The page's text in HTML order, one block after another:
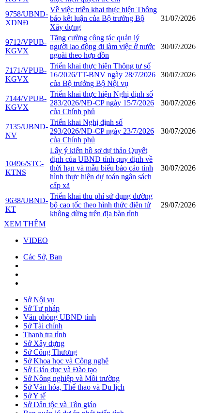
9758/UBND-
XDNĐ
Về việc triển khai thực hiện Thông
báo kết luận của Bộ trưởng Bộ
Xây dựng
31/07/2026
9712/VPUB-
KGVX
Tăng cường công tác quản lý
người lao động đi làm việc ở nước
ngoài theo hợp đồn
30/07/2026
7171/VPUB-
KGVX
Triển khai thực hiện Thông tư số
16/2026/TT-BNV ngày 28/7/2026
của Bộ trưởng Bộ Nội vụ
30/07/2026
7144/VPUB-
KGVX
Triển khai thực hiện Nghị định số
283/2026/NĐ-CP ngày 15/7/2026
của Chính phủ
30/07/2026
7135/UBND-
NV
Triển khai Nghị định số
293/2026/NĐ-CP ngày 23/7/2026
của Chính phủ
30/07/2026
10496/STC-
KTNS
Lấy ý kiến hồ sơ dự thảo Quyết
định của UBND tỉnh quy định về
thời hạn và mẫu biểu báo cáo tình
hình thực hiện dự toán ngân sách
cấp xã
30/07/2026
9638/UBND-
KT
Triển khai thu phí sử dụng đường
bộ cao tốc theo hình thức điện tử
không dừng trên địa bàn tỉnh
29/07/2026
XEM THÊM
VIDEO
Các Sở, Ban
Sở Nội vụ
Sở Tư pháp
Văn phòng UBND tỉnh
Sở Tài chính
Thanh tra tỉnh
Sở Xây dựng
Sở Công Thương
Sở Khoa học và Công nghệ
Sở Giáo dục và Đào tạo
Sở Nông nghiệp và Môi trường
Sở Văn hóa, Thể thao và Du lịch
Sở Y tế
Sở Dân tộc và Tôn giáo